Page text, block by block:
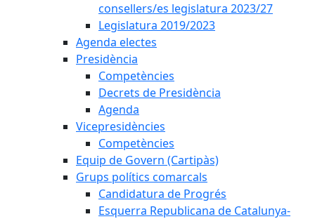
consellers/es legislatura 2023/27
Legislatura 2019/2023
Agenda electes
Presidència
Competències
Decrets de Presidència
Agenda
Vicepresidències
Competències
Equip de Govern (Cartipàs)
Grups polítics comarcals
Candidatura de Progrés
Esquerra Republicana de Catalunya-